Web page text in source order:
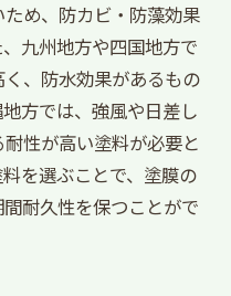
め、防カビ・防藻効果
九州地方や四国地方で
、防水効果があるもの
方では、強風や日差し
性が高い塗料が必要と
を選ぶことで、塗膜の
耐久性を保つことがで